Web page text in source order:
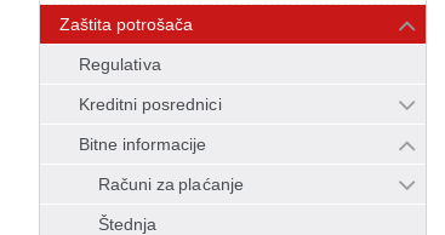
Zaštita potrošača
Regulativa
Kreditni posrednici
Bitne informacije
Računi za plaćanje
Štednja